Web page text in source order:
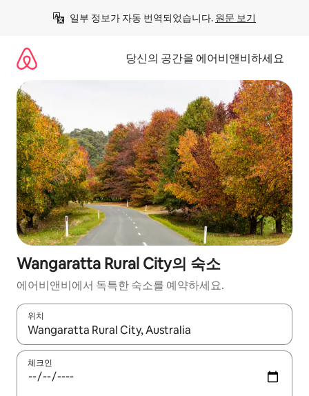
일부 정보가 자동 번역되었습니다. 원문 보기
당신의 공간을 에어비앤비하세요
Wangaratta Rural City의 숙소
에어비앤비에서 독특한 숙소를 예약하세요.
위치
결과가 나오면 위·아래 화살표 키를 사용하거나 터치 또는 스와이
체크인